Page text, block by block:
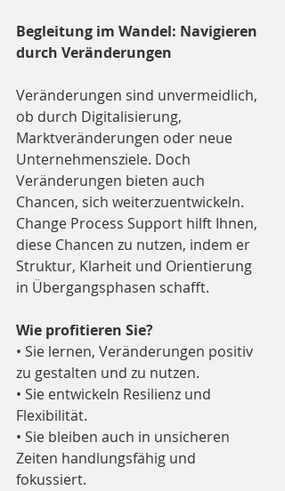
Begleitung im Wandel: Navigieren
durch Veränderungen
Veränderungen sind unvermeidlich,
ob durch Digitalisierung,
Marktveränderungen oder neue
Unternehmensziele. Doch
Veränderungen bieten auch
Chancen, sich weiterzuentwickeln.
Change Process Support hilft Ihnen,
diese Chancen zu nutzen, indem er
Struktur, Klarheit und Orientierung
in Übergangsphasen schafft.
Wie profitieren Sie?
• Sie lernen, Veränderungen positiv
zu gestalten und zu nutzen.
• Sie entwickeln Resilienz und
Flexibilität.
• Sie bleiben auch in unsicheren
Zeiten handlungsfähig und
fokussiert.